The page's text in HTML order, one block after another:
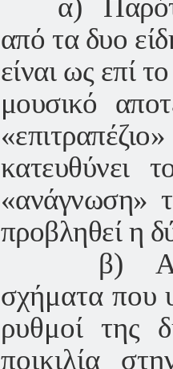
α) Παρότι
από τα δυο
είναι ως επί
μουσικό
κατευθύνει
«ανάγνωση»
προβληθεί η
β) Από τα
σχήματα που
ρυθμοί της
ποικιλία